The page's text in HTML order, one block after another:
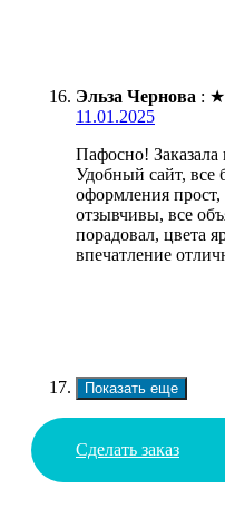
Эльза Чернова : ★
11.01.2025
Пафосно! Заказала
Удобный сайт, все
оформления
отзывчивы, все
порадовал, цвета
впечатление
Показать еще
Сделать заказ